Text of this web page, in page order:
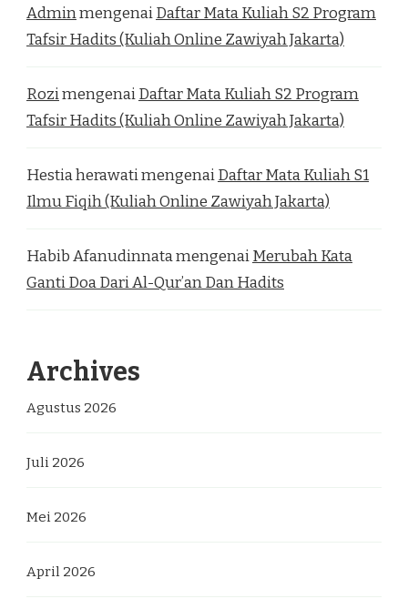
AdminmengenaiDaftar Mata Kuliah S2 Program
Tafsir Hadits (Kuliah Online Zawiyah Jakarta)
RozimengenaiDaftar Mata Kuliah S2 Program
Tafsir Hadits (Kuliah Online Zawiyah Jakarta)
Hestia herawatimengenaiDaftar Mata Kuliah S1
Ilmu Fiqih (Kuliah Online Zawiyah Jakarta)
Habib AfanudinnatamengenaiMerubah Kata
Ganti Doa Dari Al-Qur’an Dan Hadits
Archives
Agustus 2026
Juli 2026
Mei 2026
April 2026